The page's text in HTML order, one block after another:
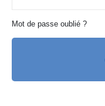
Mot de passe oublié ?